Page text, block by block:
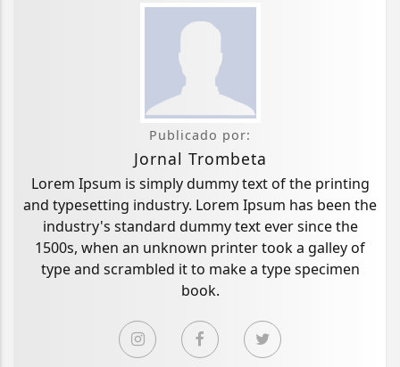
Publicado por:
Jornal Trombeta
Lorem Ipsum is simply dummy text of the printing
and typesetting industry. Lorem Ipsum has been the
industry's standard dummy text ever since the
1500s, when an unknown printer took a galley of
type and scrambled it to make a type specimen
book.